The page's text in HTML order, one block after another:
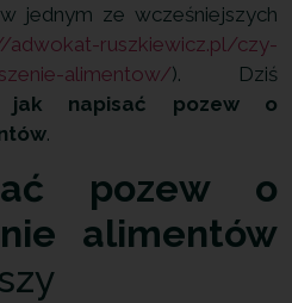
jednym ze wcześniejszych
adwokat-ruszkiewicz.pl/czy-
alimentow/). Dziś
jak napisać pozew o
.
pozew o
alimentów